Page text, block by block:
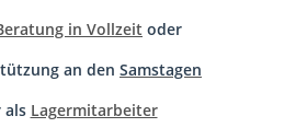
in Vollzeit oder
an den Samstagen
als Lagermitarbeiter